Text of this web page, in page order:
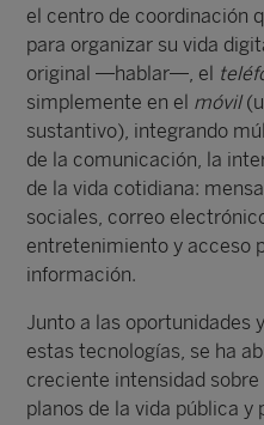
el centro de coordinación
para organizar su vida
original —hablar—, el
simplemente en el móvil
sustantivo), integrando
de la comunicación, la
de la vida cotidiana:
sociales, correo
entretenimiento y acceso
información.
Junto a las oportunidades
estas tecnologías, se ha
creciente intensidad
planos de la vida pública y